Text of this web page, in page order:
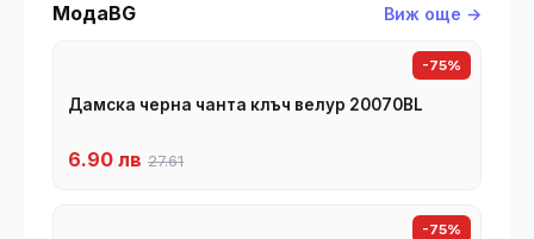
МодаBG Виж още →
-75%
Дамска черна чанта клъч велур 20070BL
6.90 лв 27.61
-75%